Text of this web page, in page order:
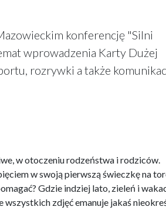
konferencję "Silni
wprowadzenia Karty Dużej
rozrywki a także
w otoczeniu rodzeństwa i rodziców.
w swoją pierwszą świeczkę na
Gdzie indziej lato, zieleń i
zdjęć emanuje jakaś